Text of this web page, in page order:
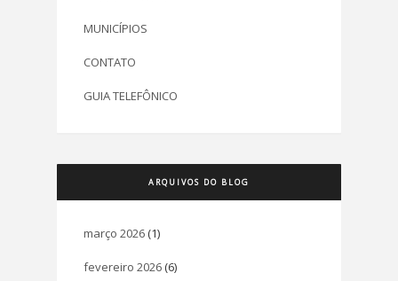
MUNICÍPIOS
CONTATO
GUIA TELEFÔNICO
ARQUIVOS DO BLOG
março 2026 (1)
fevereiro 2026 (6)